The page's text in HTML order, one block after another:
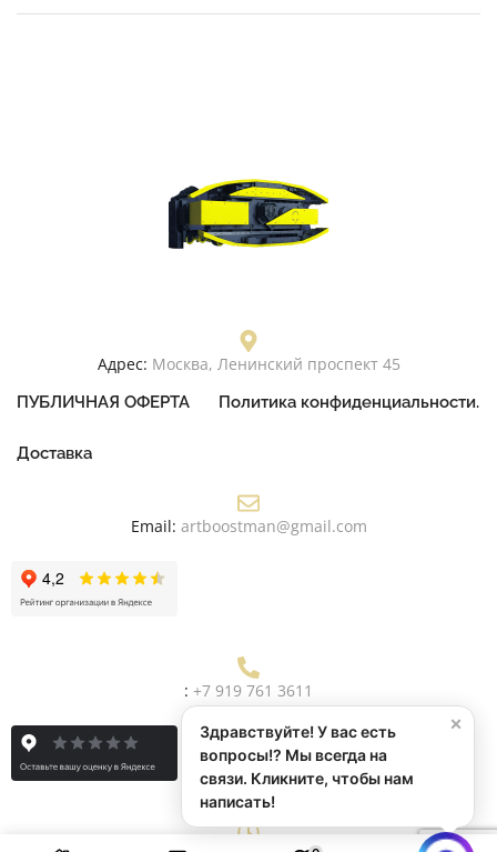
Адрес: Москва, Ленинский проспект 45
ПУБЛИЧНАЯ ОФЕРТА Политика конфиденциальности.
Доставка
Email: artboostman@gmail.com
: +7 919 761 3611
×
Здравствуйте! У вас есть
вопросы!? Мы всегда на
связи. Кликните, чтобы нам
написать!